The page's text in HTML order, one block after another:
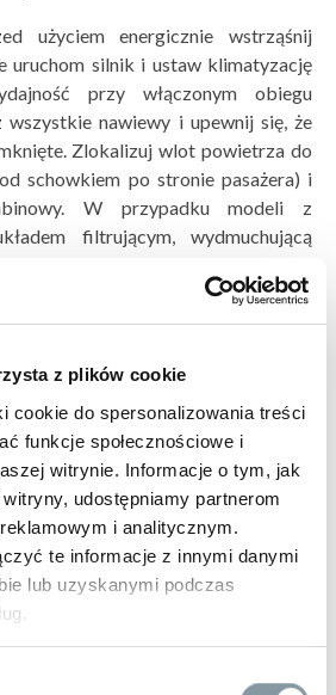
z plików cookie
cookie do spersonalizowania treści
funkcje społecznościowe i
witrynie. Informacje o tym, jak
udostępniamy partnerom
i analitycznym.
te informacje z innymi danymi
lub uzyskanymi podczas
użyciem energicznie wstrząśnij
uruchom silnik i ustaw klimatyzację
przy włączonym obiegu
wszystkie nawiewy i upewnij się, że
Zlokalizuj wlot powietrza do
schowkiem po stronie pasażera) i
W przypadku modeli z
filtrującym, wydmuchującą
pod odpowiednim kątem, kierując
w stronę wlotu, po czym wciśnij i
Na koniec usuń pusty pojemnik z
Detailing kabiny TIR w 3
i myjni samochodowych
czyszczenie wnętrza ciężarówki,
harmonogram pracy dla jednej